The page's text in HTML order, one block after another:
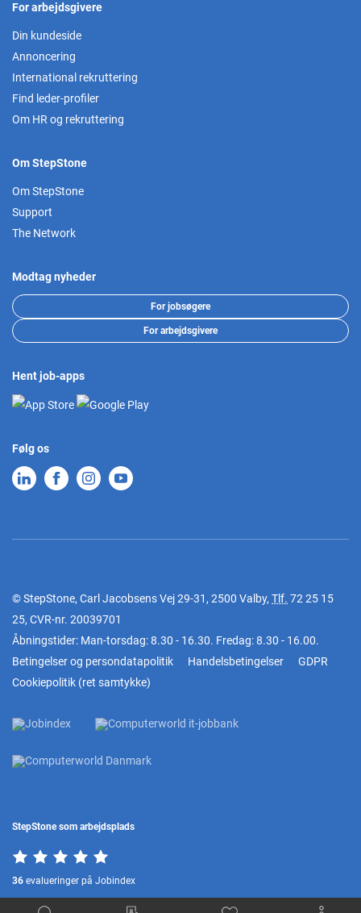
For arbejdsgivere
Din kundeside
Annoncering
International rekruttering
Find leder-profiler
Om HR og rekruttering
Om StepStone
Om StepStone
Support
The Network
Modtag nyheder
For jobsøgere
For arbejdsgivere
Hent job-apps
Følg os
© StepStone, Carl Jacobsens Vej 29-31, 2500 Valby, Tlf. 72 25 15
25, CVR-nr. 20039701
Åbningstider: Man-torsdag: 8.30 - 16.30. Fredag: 8.30 - 16.00.
Betingelser og persondatapolitik
Handelsbetingelser
GDPR
Cookiepolitik (ret samtykke)
StepStone som arbejdsplads
36 evalueringer på Jobindex